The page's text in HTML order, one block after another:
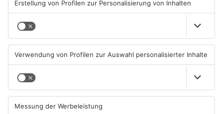
09.08.2026, 08:54 UHR IN MAIN-
KINZIG-KREIS
07.08.2026, 07:12 UHR IN MAIN-
KINZIG-KREIS